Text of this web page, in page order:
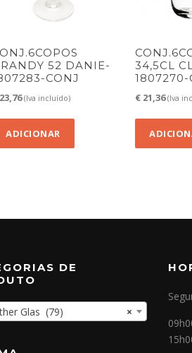
52 DANIE-
CONJ
(Iva incluído)
ADICIONAR
34,5CL
1807270-
€ 21,36 (Iva
DE
×
Glas (79)